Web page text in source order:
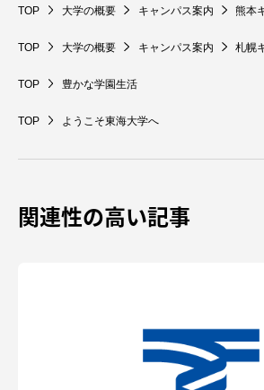
TOP 大学の概要 キャンパス案内 熊本
TOP 大学の概要 キャンパス案内 札幌
TOP 豊かな学園生活
TOP ようこそ東海大学へ
関連性の高い記事
認証評価
教育研究上の目的及び養成
資料請求 お問い合わせ
在学生・保護者向けポータル（TIPS）